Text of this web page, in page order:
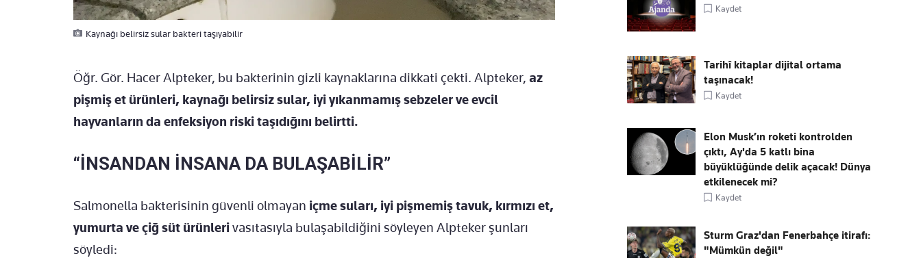
Kaynağı belirsiz sular bakteri taşıyabilir
Öğr. Gör. Hacer Alpteker, bu bakterinin gizli kaynaklarına dikkati çekti. Alpteker, az
pişmiş et ürünleri, kaynağı belirsiz sular, iyi yıkanmamış sebzeler ve evcil
hayvanların da enfeksiyon riski taşıdığını belirtti.
“İNSANDAN İNSANA DA BULAŞABİLİR”
Salmonella bakterisinin güvenli olmayan içme suları, iyi pişmemiş tavuk, kırmızı et,
yumurta ve çiğ süt ürünlerivasıtasıyla bulaşabildiğini söyleyen Alpteker şunları
söyledi:
Kaydet
Tarihî kitaplar dijital ortama
taşınacak!
Kaydet
Elon Musk’ın roketi kontrolden
çıktı, Ay'da 5 katlı bina
büyüklüğünde delik açacak! Dünya
etkilenecek mi?
Kaydet
Sturm Graz'dan Fenerbahçe itirafı:
"Mümkün değil"